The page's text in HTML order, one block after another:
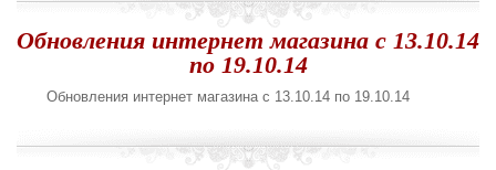
Обновления интернет магазина с 13.10.14
по 19.10.14
Обновления интернет магазина с 13.10.14 по 19.10.14